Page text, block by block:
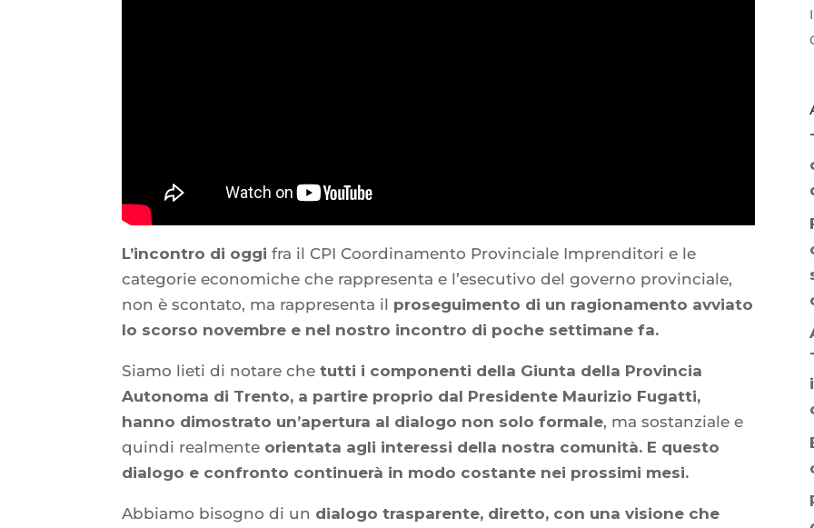
L’incontro di oggi fra il CPI Coordinamento Provinciale Imprenditori e le
categorie economiche che rappresenta e l’esecutivo del governo provinciale,
non è scontato, ma rappresenta il proseguimento di un ragionamento avviato
lo scorso novembre e nel nostro incontro di poche settimane fa.
Siamo lieti di notare chetutti i componenti della Giunta della Provincia
Autonoma di Trento, a partire proprio dal Presidente Maurizio Fugatti,
hanno dimostrato un’apertura al dialogo non solo formale, ma sostanziale e
quindi realmente orientata agli interessi della nostra comunità. E questo
dialogo e confronto continuerà in modo costante nei prossimi mesi.
Abbiamo bisogno di un dialogo trasparente, diretto, con una visione che